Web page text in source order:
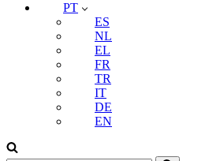
PT
ES
NL
EL
FR
TR
IT
DE
EN